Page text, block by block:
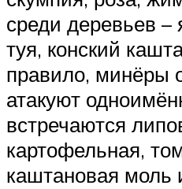
среди деревьев –
туя, конский
правило, минёры
атакуют
встречаются
картофельная,
каштановая моль